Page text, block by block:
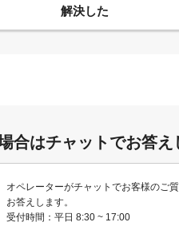
解決した
コメント
合はチャットでお答え
オペレーターがチャットでお客様のご
お答えします。
受付時間：平日 8:30 ~ 17:00